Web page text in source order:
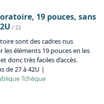
19 pouces, sans
/ 22
sont des cadres nus
éléments 19 pouces en les
donc très faciles d’accès.
de 27 à 42U |
Tchèque